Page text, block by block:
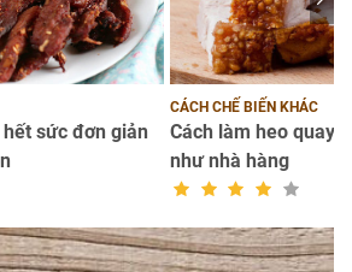
sức đơn giản
CÁCH CHẾ BIẾN KHÁC
Cách làm heo quay
như nhà hàng